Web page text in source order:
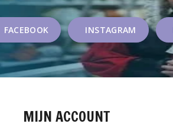
FACEBOOK INSTAGRAM
MIJN ACCOUNT